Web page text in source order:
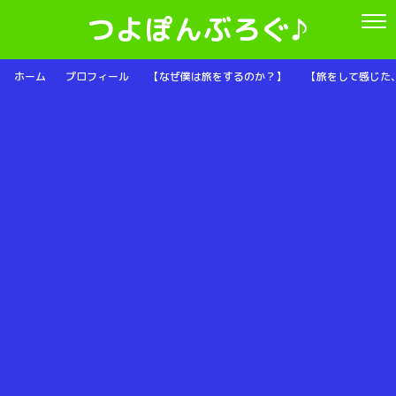
つよぽんぶろぐ♪
ホーム プロフィール 【なぜ僕は旅をするのか？】 【旅をして感じ